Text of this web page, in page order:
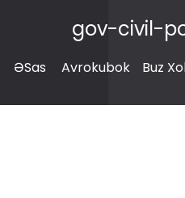
gov-civil-
ƏSas Avrokubok Buz